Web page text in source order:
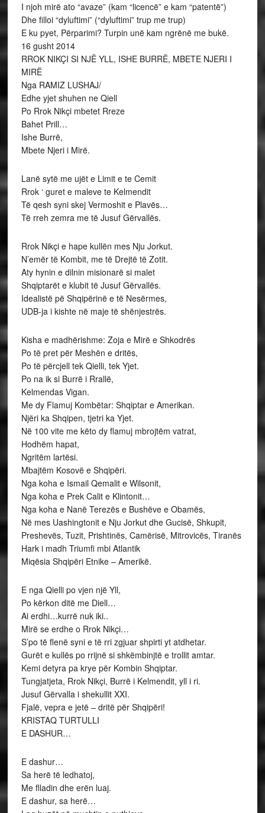
I njoh mirë ato “avaze” (kam “licencë” e kam “patentë”)
Dhe filloi “dyluftimi” (“dyluftimi” trup me trup)
E ku pyet, Përparimi? Turpin unë kam ngrënë me bukë.
16 gusht 2014
RROK NIKÇI SI NJË YLL, ISHE BURRË, MBETE NJERI I
MIRË
Nga RAMIZ LUSHAJ/
Edhe yjet shuhen ne Qiell
Po Rrok Nikçi mbetet Rreze
Bahet Prill…
Ishe Burrë,
Mbete Njeri i Mirë.
Lanë sytë me ujët e Limit e te Cemit
Rrok ‘ guret e maleve te Kelmendit
Të qesh syni skej Vermoshit e Plavës…
Të rreh zemra me të Jusuf Gërvallës.
Rrok Nikçi e hape kullën mes Nju Jorkut.
N’emër të Kombit, me të Drejtë të Zotit.
Aty hynin e dilnin misionarë si malet
Shqiptarët e klubit të Jusuf Gërvallës.
Idealistë pë Shqipërinë e të Nesërmes,
UDB-ja i kishte në maje të shënjestrës.
Kisha e madhërishme: Zoja e Mirë e Shkodrës
Po të pret për Meshën e dritës,
Po të përcjell tek Qielli, tek Yjet.
Po na ik si Burrë i Rrallë,
Kelmendas Vigan.
Me dy Flamuj Kombëtar: Shqiptar e Amerikan.
Njëri ka Shqipen, tjetri ka Yjet.
Në 100 vite me këto dy flamuj mbrojtëm vatrat,
Hodhëm hapat,
Ngritëm lartësi.
Mbajtëm Kosovë e Shqipëri.
Nga koha e Ismail Qemalit e Wilsonit,
Nga koha e Prek Calit e Klintonit…
Nga koha e Nanë Terezës e Bushëve e Obamës,
Në mes Uashingtonit e Nju Jorkut dhe Gucisë, Shkupit,
Preshevës, Tuzit, Prishtinës, Camërisë, Mitrovicës, Tiranës
Hark i madh Triumfi mbi Atlantik
Miqësia Shqipëri Etnike – Amerikë.
E nga Qielli po vjen një Yll,
Po kërkon ditë me Diell…
Ai erdhi…kurrë nuk iki..
Mirë se erdhe o Rrok Nikçi…
S’po të flenë syni e të rri zgjuar shpirti yt atdhetar.
Gurët e kullës po rrijnë si shkëmbinjtë e trollit amtar.
Kemi detyra pa krye për Kombin Shqiptar.
Tungjatjeta, Rrok Nikçi, Burrë i Kelmendit, yll i ri.
Jusuf Gërvalla i shekullit XXI.
Fjalë, vepra e jetë – dritë për Shqipëri!
KRISTAQ TURTULLI
E DASHUR…
E dashur…
Sa herë të ledhatoj,
Me flladin dhe erën luaj.
E dashur, sa herë…